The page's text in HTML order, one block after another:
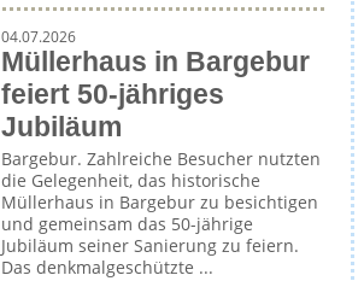
04.07.2026
Müllerhaus in Bargebur
feiert 50-jähriges
Jubiläum
Bargebur. Zahlreiche Besucher nutzten
die Gelegenheit, das historische
Müllerhaus in Bargebur zu besichtigen
und gemeinsam das 50-jährige
Jubiläum seiner Sanierung zu feiern.
Das denkmalgeschützte ...